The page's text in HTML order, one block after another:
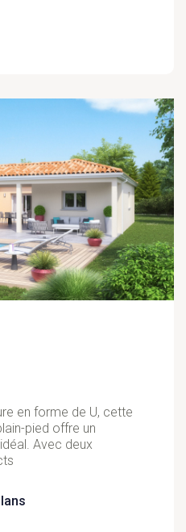
en forme de U, cette
pied offre un
Avec deux